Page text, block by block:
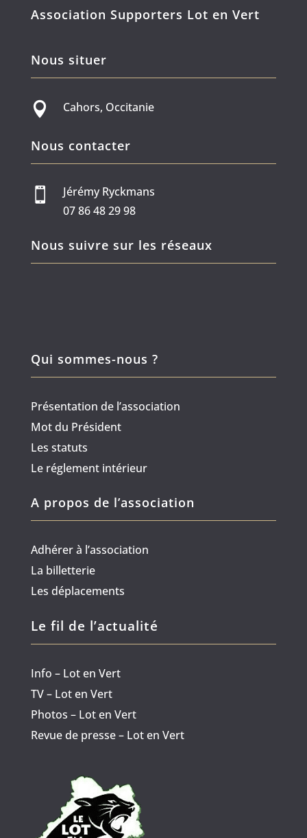
Association Supporters Lot en Vert
Nous situer
 Cahors, Occitanie
Nous contacter

Jérémy Ryckmans
07 86 48 29 98
Nous suivre sur les réseaux
Qui sommes-nous ?
Présentation de l’association
Mot du Président
Les statuts
Le réglement intérieur
A propos de l’association
Adhérer à l’association
La billetterie
Les déplacements
Le fil de l’actualité
Info – Lot en Vert
TV – Lot en Vert
Photos – Lot en Vert
Revue de presse – Lot en Vert